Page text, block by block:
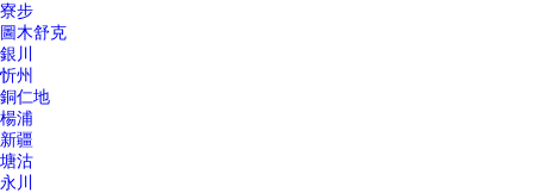
寮步
圖木舒克
銀川
忻州
銅仁地
楊浦
新疆
塘沽
永川